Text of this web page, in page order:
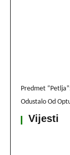
Predmet
Odustalo Od
Vijesti